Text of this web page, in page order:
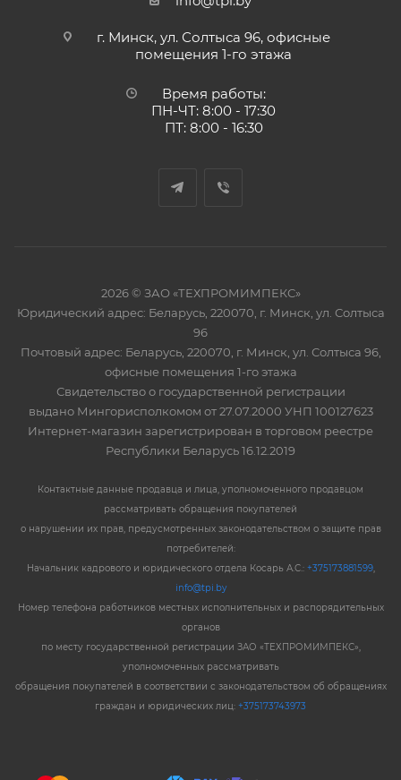
г. Минск, ул. Солтыса 96, офисные
помещения 1-го этажа
Время работы:
ПН-ЧТ: 8:00 - 17:30
ПТ: 8:00 - 16:30
2026 © ЗАО «ТЕХПРОМИМПЕКС»
Юридический адрес: Беларусь, 220070, г. Минск, ул. Солтыса
96
Почтовый адрес: Беларусь, 220070, г. Минск, ул. Солтыса 96,
офисные помещения 1-го этажа
Свидетельство о государственной регистрации
выдано Мингорисполкомом от 27.07.2000 УНП 100127623
Интернет-магазин зарегистрирован в торговом реестре
Республики Беларусь 16.12.2019
Контактные данные продавца и лица, уполномоченного продавцом
рассматривать обращения покупателей
о нарушении их прав, предусмотренных законодательством о защите прав
потребителей:
Начальник кадрового и юридического отдела Косарь А.С.: +375173881599,
info@tpi.by
Номер телефона работников местных исполнительных и распорядительных
органов
по месту государственной регистрации ЗАО «ТЕХПРОМИМПЕКС»,
уполномоченных рассматривать
обращения покупателей в соответствии с законодательством об обращениях
граждан и юридических лиц: +375173743973